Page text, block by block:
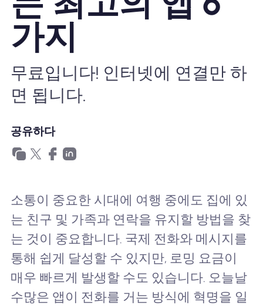
왜 Nomad eSIM?
eSIM 사용법
비즈니스를위한
가지
무료입니다! 인터넷에 연결만 하
면 됩니다.
공유하다
소통이 중요한 시대에 여행 중에도 집에 있
는 친구 및 가족과 연락을 유지할 방법을 찾
는 것이 중요합니다. 국제 전화와 메시지를
통해 쉽게 달성할 수 있지만, 로밍 요금이
매우 빠르게 발생할 수도 있습니다. 오늘날
수많은 앱이 전화를 거는 방식에 혁명을 일